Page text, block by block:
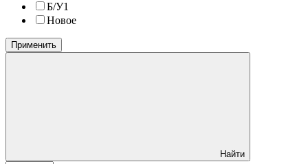
Б/У1
Новое
Применить
Найти